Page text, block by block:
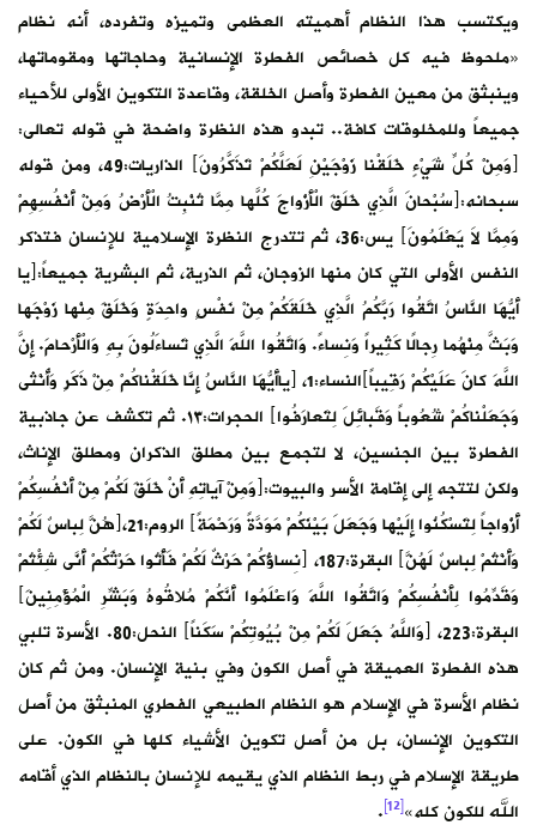
ويكتسب هذا النظام أهميته العظمى وتميزه وتفرده، أنه نظام
«ملحوظ فيه كل خصائص الفطرة الإنسانية وحاجاتها ومقوماتها،
وينبثق من معين الفطرة وأصل الخلقة، وقاعدة التكوين الأولى للأحياء
جميعاً وللمخلوقات كافة.. تبدو هذه النظرة واضحة في قوله تعالى:
﴿وَمِنْ كُلِّ شَيْءٍ خَلَقْنا زَوْجَيْنِ لَعَلَّكُمْ تَذَكَّرُونَ﴾ الذاريات:49، ومن قوله
سبحانه:﴿سُبْحانَ الَّذِي خَلَقَ الْأَزْواجَ كُلَّها مِمَّا تُنْبِتُ الْأَرْضُ وَمِنْ أَنْفُسِهِمْ
وَمِمَّا لاَ يَعْلَمُونَ﴾ يس:36، ثم تتدرج النظرة الإسلامية للإنسان فتذكر
النفس الأولى التي كان منها الزوجان، ثم الذرية، ثم البشرية جميعاً:﴿يا
أَيُّهَا النَّاسُ اتَّقُوا رَبَّكُمُ الَّذِي خَلَقَكُمْ مِنْ نَفْسٍ واحِدَةٍ وَخَلَقَ مِنْها زَوْجَها
وَبَثَّ مِنْهُما رِجالًا كَثِيراً وَنِساءً. وَاتَّقُوا اللَّهَ الَّذِي تَساءَلُونَ بِهِ وَالْأَرْحامَ. إِنَّ
اللَّهَ كانَ عَلَيْكُمْ رَقِيباً﴾النساء:1، ﴿ياأَيُّهَا النَّاسُ إِنَّا خَلَقْناكُمْ مِنْ ذَكَرٍ وَأُنْثى
وَجَعَلْناكُمْ شُعُوباً وَقَبائِلَ لِتَعارَفُوا﴾ الحجرات:١٣. ثم تكشف عن جاذبية
الفطرة بين الجنسين، لا لتجمع بين مطلق الذكران ومطلق الإناث،
ولكن لتتجه إلى إقامة الأسر والبيوت:﴿وَمِنْ آياتِهِ أَنْ خَلَقَ لَكُمْ مِنْ أَنْفُسِكُمْ
أَزْواجاً لِتَسْكُنُوا إِلَيْها وَجَعَلَ بَيْنَكُمْ مَوَدَّةً وَرَحْمَةً﴾ الروم:21،﴿هُنَّ لِباسٌ لَكُمْ
وَأَنْتُمْ لِباسٌ لَهُنَّ﴾ البقرة:187، ﴿نِساؤُكُمْ حَرْثٌ لَكُمْ فَأْتُوا حَرْثَكُمْ أَنَّى شِئْتُمْ
وَقَدِّمُوا لِأَنْفُسِكُمْ وَاتَّقُوا اللَّهَ وَاعْلَمُوا أَنَّكُمْ مُلاقُوهُ وَبَشِّرِ الْمُؤْمِنِينَ﴾
البقرة:223، ﴿وَاللَّهُ جَعَلَ لَكُمْ مِنْ بُيُوتِكُمْ سَكَناً﴾ النحل:80. الأسرة تلبي
هذه الفطرة العميقة في أصل الكون وفي بنية الإنسان. ومن ثم كان
نظام الأسرة في الإسلام هو النظام الطبيعي الفطري المنبثق من أصل
التكوين الإنسان، بل من أصل تكوين الأشياء كلها في الكون. على
طريقة الإسلام في ربط النظام الذي يقيمه للإنسان بالنظام الذي أقامه
الله للكون كله»[12]
.